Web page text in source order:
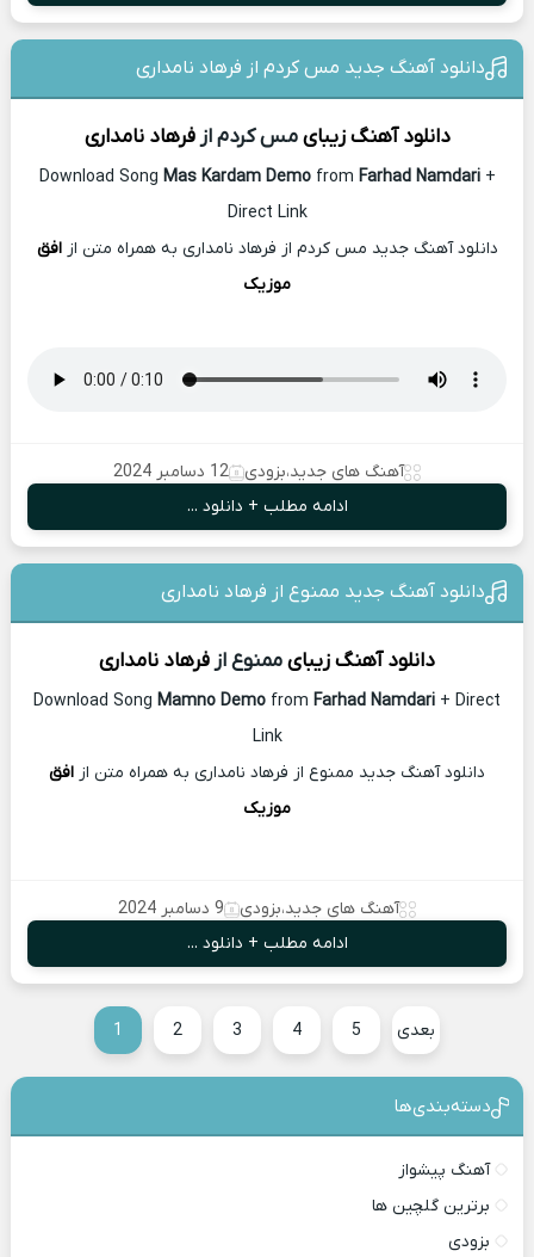
دانلود آهنگ جدید مس کردم از فرهاد نامداری
دانلود آهنگ زیبای مس کردم ازفرهاد نامداری
Download Song Mas Kardam Demofrom Farhad Namdari+
Direct Link
دانلود آهنگ جدید مس کردم از فرهاد نامداری به همراه متن ازافق
موزیک
آهنگ های جدید،بزودی
12 دسامبر 2024
ادامه مطلب + دانلود ...
دانلود آهنگ جدید ممنوع از فرهاد نامداری
دانلود آهنگ زیبایممنوع ازفرهاد نامداری
Download Song Mamno Demo from Farhad Namdari + Direct
Link
دانلود آهنگ جدید ممنوع از فرهاد نامداری به همراه متن از افق
موزیک
آهنگ های جدید،بزودی
9 دسامبر 2024
ادامه مطلب + دانلود ...
1 2 3 4 5 بعدی
دسته‌بندی‎‌‌ها
آهنگ پیشواز
برترین گلچین ها
بزودی